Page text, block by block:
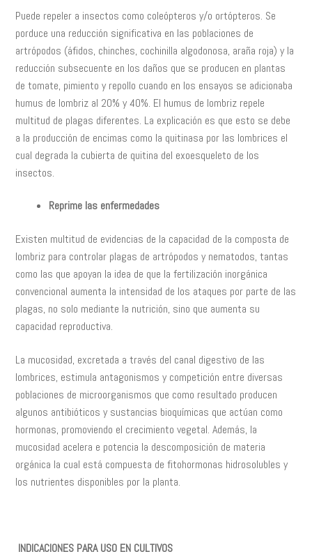
Puede repeler a insectos como coleópteros y/o ortópteros. Se
porduce una reducción significativa en las poblaciones de
artrópodos (áfidos, chinches, cochinilla algodonosa, araña roja) y la
reducción subsecuente en los daños que se producen en plantas
de tomate, pimiento y repollo cuando en los ensayos se adicionaba
humus de lombriz al 20% y 40%. El humus de lombriz repele
multitud de plagas diferentes. La explicación es que esto se debe
a la producción de encimas como la quitinasa por las lombrices el
cual degrada la cubierta de quitina del exoesqueleto de los
insectos.
Reprime las enfermedades
Existen multitud de evidencias de la capacidad de la composta de
lombriz para controlar plagas de artrópodos y nematodos, tantas
como las que apoyan la idea de que la fertilización inorgánica
convencional aumenta la intensidad de los ataques por parte de las
plagas, no solo mediante la nutrición, sino que aumenta su
capacidad reproductiva.
La mucosidad, excretada a través del canal digestivo de las
lombrices, estimula antagonismos y competición entre diversas
poblaciones de microorganismos que como resultado producen
algunos antibióticos y sustancias bioquímicas que actúan como
hormonas, promoviendo el crecimiento vegetal. Además, la
mucosidad acelera e potencia la descomposición de materia
orgánica la cual está compuesta de fitohormonas hidrosolubles y
los nutrientes disponibles por la planta.
INDICACIONES PARA USO EN CULTIVOS